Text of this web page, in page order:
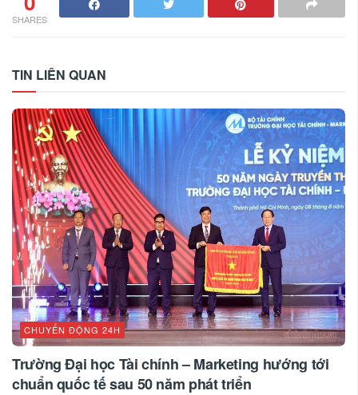
SHARES
TIN LIÊN QUAN
CHUYỂN ĐỘNG 24H
Trường Đại học Tài chính – Marketing hướng tới
chuẩn quốc tế sau 50 năm phát triển